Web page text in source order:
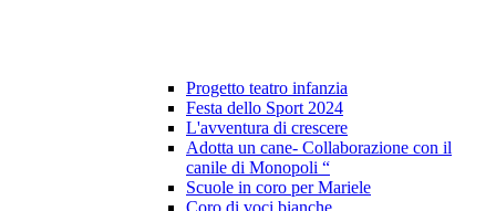
Progetto teatro infanzia
Festa dello Sport 2024
L'avventura di crescere
Adotta un cane- Collaborazione con il
canile di Monopoli “
Scuole in coro per Mariele